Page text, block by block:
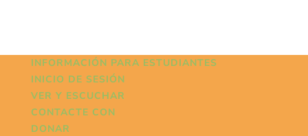
INFORMACIÓN PARA ESTUDIANTES
INICIO DE SESIÓN
VER Y ESCUCHAR
CONTACTE CON
DONAR